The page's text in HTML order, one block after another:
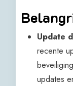
Update
recente
updates